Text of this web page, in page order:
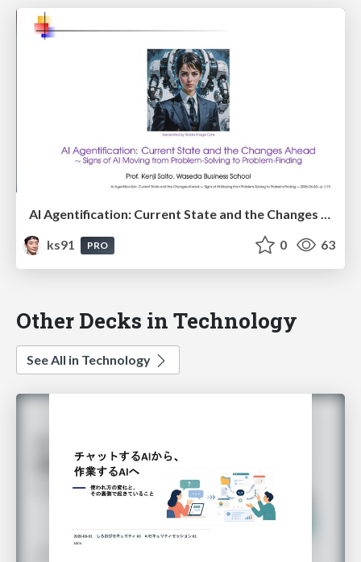
AI Agentification: Current State and the Changes Ahead
ks91
PRO 0 63
Other Decks in Technology
See All in Technology